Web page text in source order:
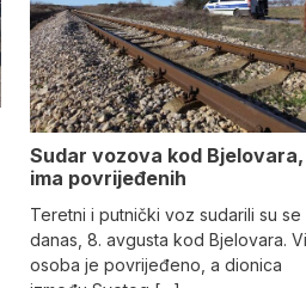
Sudar vozova kod Bjelovara,
ima povrijeđenih
Teretni i putnički voz sudarili su se
danas, 8. avgusta kod Bjelovara.
osoba je povrijeđeno, a dionica